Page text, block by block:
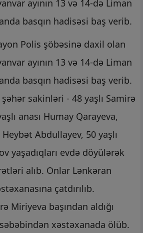
ayının 13 və 14-də Liman
basqın hadisəsi baş verib.
Polis şöbəsinə daxil olan
ayının 13 və 14-də Liman
basqın hadisəsi baş verib.
sakinləri - 48 yaşlı Samirə
anası Humay Qarayeva,
Abdullayev, 50 yaşlı
yaşadıqları evdə döyülərək
alıb. Onlar Lənkəran
çatdırılıb.
Miriyeva başından aldığı
xəstəxanada ölüb.